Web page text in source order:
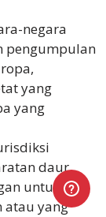
negara
pengumpulan
yang
yang
daur
untuk
atau yang